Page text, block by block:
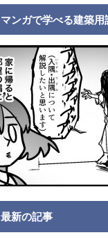
マンガで学べる建築用
最新の記事